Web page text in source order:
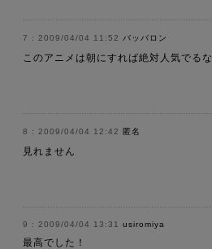
2009/04/04 11:52 バッバロン
このアニメは朝にすれば絶対人気でるな
2009/04/04 12:42 匿名
見れません
2009/04/04 13:31 usiromiya
最高でした！